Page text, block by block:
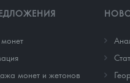
монет и жетонов